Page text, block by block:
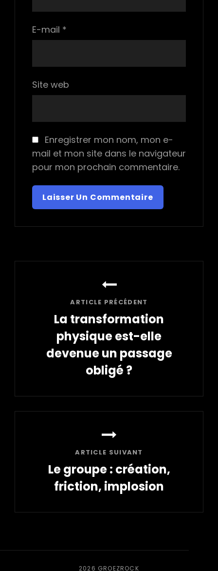
E-mail *
Site web
Enregistrer mon nom, mon e-
mail et mon site dans le navigateur
pour mon prochain commentaire.
ARTICLE PRÉCÉDENT
La transformation
physique est-elle
devenue un passage
obligé ?
précédent
ARTICLE SUIVANT
Le groupe : création,
friction, implosion
suivant
2026 GROEZROCK